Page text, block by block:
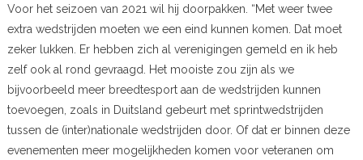
Voor het seizoen van 2021 wil hij doorpakken. “Met weer twee
extra wedstrijden moeten we een eind kunnen komen. Dat moet
zeker lukken. Er hebben zich al verenigingen gemeld en ik heb
zelf ook al rond gevraagd. Het mooiste zou zijn als we
bijvoorbeeld meer breedtesport aan de wedstrijden kunnen
toevoegen, zoals in Duitsland gebeurt met sprintwedstrijden
tussen de (inter)nationale wedstrijden door. Of dat er binnen deze
evenementen meer mogelijkheden komen voor veteranen om